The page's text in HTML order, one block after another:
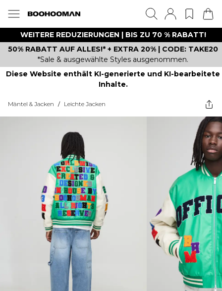
WEITERE REDUZIERUNGEN | BIS ZU 70 % RABATT!
50% RABATT AUF ALLES!* + EXTRA 20% | CODE: TAKE20
*Sale & ausgewählte Styles ausgenommen.
Diese Website enthält KI-generierte und KI-bearbeitete
Inhalte.
Mäntel & Jacken / Leichte Jacken